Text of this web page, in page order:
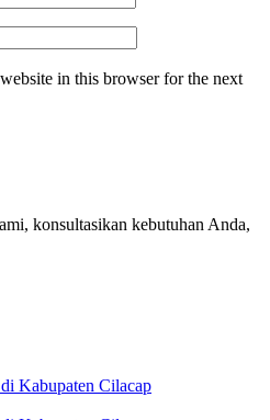
in this browser for the next
konsultasikan kebutuhan Anda,
Kabupaten Cilacap